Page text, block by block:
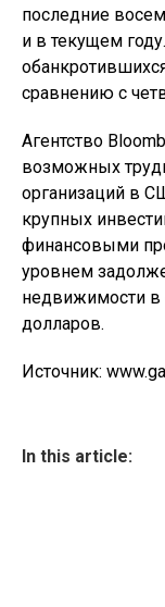
последние
и в текущем
сравнению с
Агентство
возможных
организаций в
крупных
финансовыми
уровнем
недвижимости в
долларов.
Источник:
In this article: